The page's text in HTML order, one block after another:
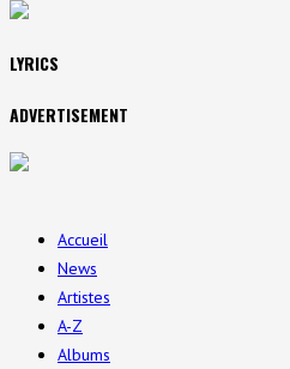
LYRICS
ADVERTISEMENT
Accueil
News
Artistes
A-Z
Albums